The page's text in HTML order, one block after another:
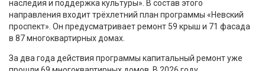
наследия и поддержка культуры». В состав этого
направления входит трёхлетний план программы «Невский
проспект». Он предусматривает ремонт 59 крыш и 71 фасада
в 87 многоквартирных домах.
За два года действия программы капитальный ремонт уже